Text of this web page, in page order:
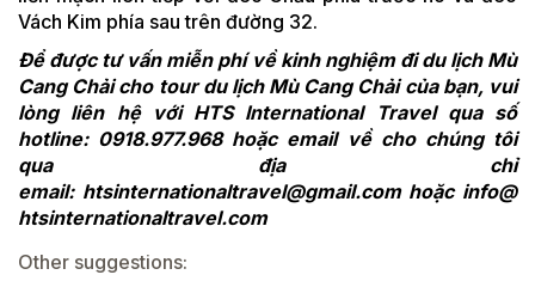
Vách Kim phía sau trên đường 32.
Để được tư vấn miễn phí về kinh nghiệm đi du lịch Mù
Cang Chải cho tour du lịch Mù Cang Chải của bạn, vui
lòng liên hệ với HTS International Travel qua số
hotline: 0918.977.968 hoặc email về cho chúng tôi
qua địa chỉ
email: htsinternationaltravel@gmail.comhoặc info@
htsinternationaltravel.com
Other suggestions: